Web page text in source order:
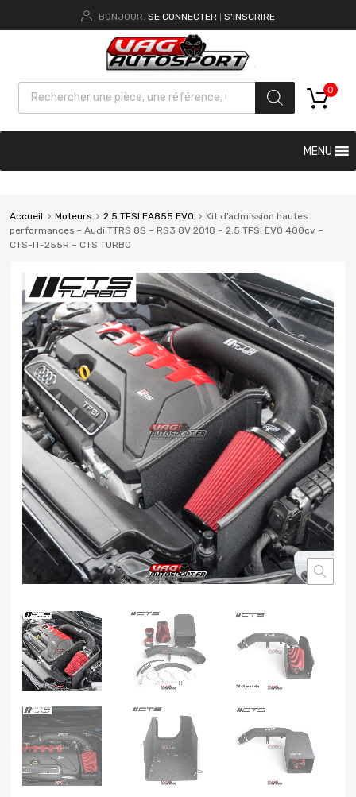
BONJOUR. SE CONNECTER S'INSCRIRE
0
MENU
Accueil Moteurs 2.5 TFSI EA855 EVO
Kit d’admission hautes
performances – Audi TTRS 8S – RS3 8V 2018 – 2.5 TFSI EVO 400cv –
CTS-IT-255R – CTS TURBO